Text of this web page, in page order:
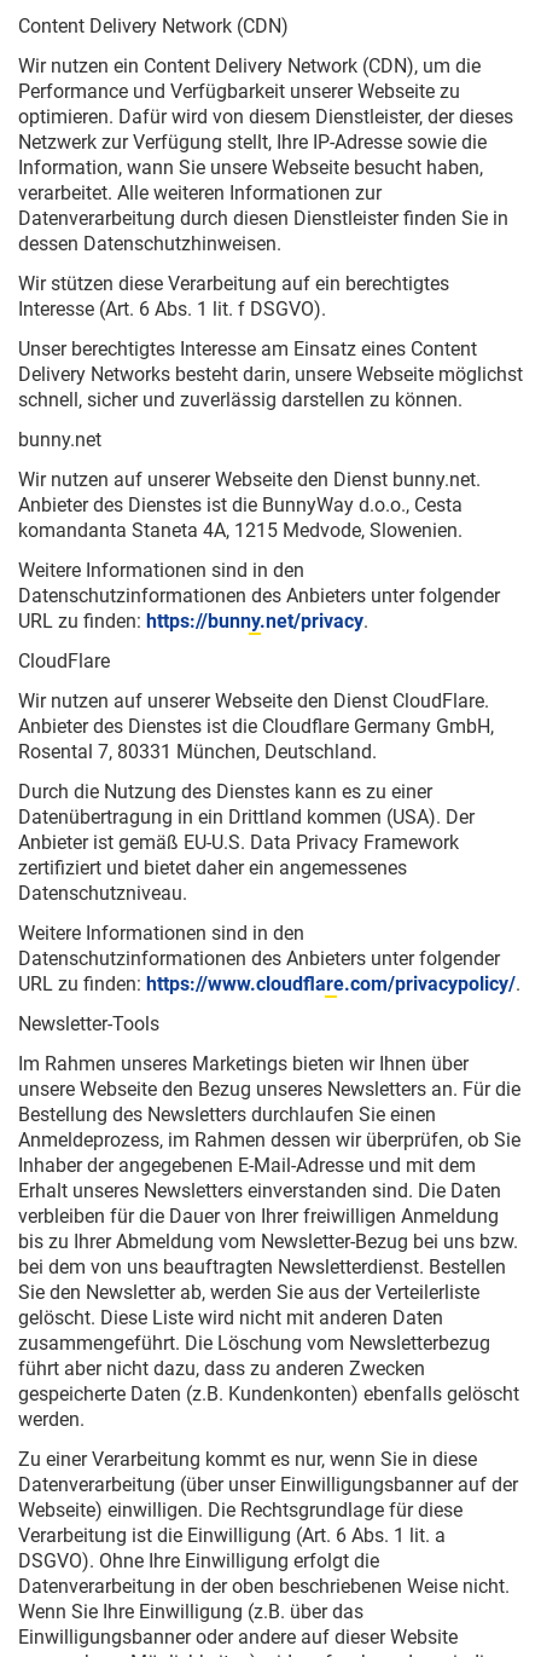
Content Delivery Network (CDN)
Wir nutzen ein Content Delivery Network (CDN), um die
Performance und Verfügbarkeit unserer Webseite zu
optimieren. Dafür wird von diesem Dienstleister, der dieses
Netzwerk zur Verfügung stellt, Ihre IP-Adresse sowie die
Information, wann Sie unsere Webseite besucht haben,
verarbeitet. Alle weiteren Informationen zur
Datenverarbeitung durch diesen Dienstleister finden Sie in
dessen Datenschutzhinweisen.
Wir stützen diese Verarbeitung auf ein berechtigtes
Interesse (Art. 6 Abs. 1 lit. f DSGVO).
Unser berechtigtes Interesse am Einsatz eines Content
Delivery Networks besteht darin, unsere Webseite möglichst
schnell, sicher und zuverlässig darstellen zu können.
bunny.net
Wir nutzen auf unserer Webseite den Dienst bunny.net.
Anbieter des Dienstes ist die BunnyWay d.o.o., Cesta
komandanta Staneta 4A, 1215 Medvode, Slowenien.
Weitere Informationen sind in den
Datenschutzinformationen des Anbieters unter folgender
URL zu finden: https://bunny.net/privacy.
CloudFlare
Wir nutzen auf unserer Webseite den Dienst CloudFlare.
Anbieter des Dienstes ist die Cloudflare Germany GmbH,
Rosental 7, 80331 München, Deutschland.
Durch die Nutzung des Dienstes kann es zu einer
Datenübertragung in ein Drittland kommen (USA). Der
Anbieter ist gemäß EU-U.S. Data Privacy Framework
zertifiziert und bietet daher ein angemessenes
Datenschutzniveau.
Weitere Informationen sind in den
Datenschutzinformationen des Anbieters unter folgender
URL zu finden: https://www.cloudflare.com/privacypolicy/.
Newsletter-Tools
Im Rahmen unseres Marketings bieten wir Ihnen über
unsere Webseite den Bezug unseres Newsletters an. Für die
Bestellung des Newsletters durchlaufen Sie einen
Anmeldeprozess, im Rahmen dessen wir überprüfen, ob Sie
Inhaber der angegebenen E-Mail-Adresse und mit dem
Erhalt unseres Newsletters einverstanden sind. Die Daten
verbleiben für die Dauer von Ihrer freiwilligen Anmeldung
bis zu Ihrer Abmeldung vom Newsletter-Bezug bei uns bzw.
bei dem von uns beauftragten Newsletterdienst. Bestellen
Sie den Newsletter ab, werden Sie aus der Verteilerliste
gelöscht. Diese Liste wird nicht mit anderen Daten
zusammengeführt. Die Löschung vom Newsletterbezug
führt aber nicht dazu, dass zu anderen Zwecken
gespeicherte Daten (z.B. Kundenkonten) ebenfalls gelöscht
werden.
Zu einer Verarbeitung kommt es nur, wenn Sie in diese
Datenverarbeitung (über unser Einwilligungsbanner auf der
Webseite) einwilligen. Die Rechtsgrundlage für diese
Verarbeitung ist die Einwilligung (Art. 6 Abs. 1 lit. a
DSGVO). Ohne Ihre Einwilligung erfolgt die
Datenverarbeitung in der oben beschriebenen Weise nicht.
Wenn Sie Ihre Einwilligung (z.B. über das
Einwilligungsbanner oder andere auf dieser Website